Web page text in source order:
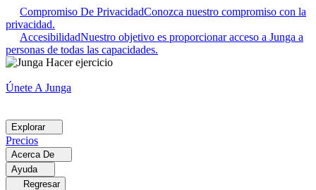
Compromiso De PrivacidadConozca nuestro compromiso con la
privacidad.
AccesibilidadNuestro objetivo es proporcionar acceso a Junga a
personas de todas las capacidades.
Únete A Junga
Explorar
Precios
Acerca De
Ayuda
Regresar